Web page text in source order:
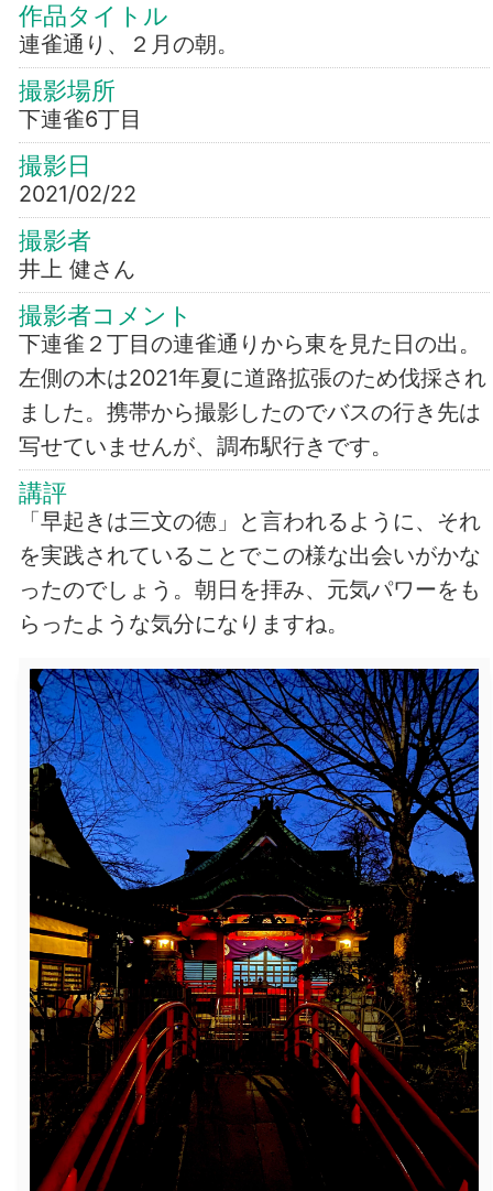
作品タイトル
連雀通り、２月の朝。
撮影場所
下連雀6丁目
撮影日
2021/02/22
撮影者
井上 健さん
撮影者コメント
下連雀２丁目の連雀通りから東を見た日の出。
左側の木は2021年夏に道路拡張のため伐採され
ました。携帯から撮影したのでバスの行き先は
写せていませんが、調布駅行きです。
講評
「早起きは三文の徳」と言われるように、それ
を実践されていることでこの様な出会いがかな
ったのでしょう。朝日を拝み、元気パワーをも
らったような気分になりますね。